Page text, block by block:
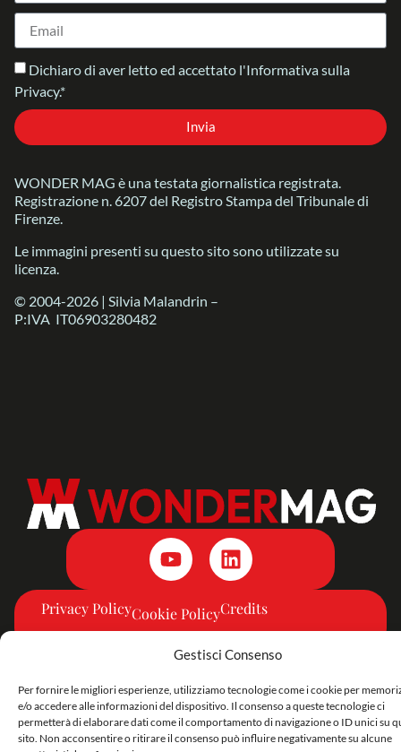
Gestisci Consenso
Per fornire le migliori esperienze, utilizziamo tecnologie come i cookie per
e/o accedere alle informazioni del dispositivo. Il consenso a queste tecnologie ci
permetterà di elaborare dati come il comportamento di navigazione o ID unici su
sito. Non acconsentire o ritirare il consenso può influire negativamente su alcune
Dichiaro di aver letto ed accettato l'Informativa sulla
Privacy.*
Invia
WONDER MAG è una testata giornalistica registrata.
Registrazione n. 6207 del Registro Stampa del Tribunale di
Firenze.
Le immagini presenti su questo sito sono utilizzate su
licenza.
© 2004-2026 | Silvia Malandrin –
P:IVA IT06903280482
Privacy PolicyCookie PolicyCredits